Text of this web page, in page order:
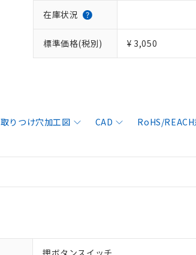
在庫状況
標準価格(税別) ¥ 3,050
取りつけ穴加工図 CAD RoHS/
押ボタンスイッチ